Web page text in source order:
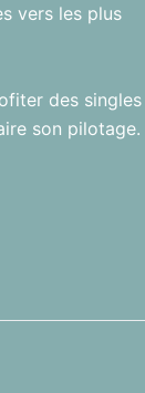
vers les plus
des singles
son pilotage.